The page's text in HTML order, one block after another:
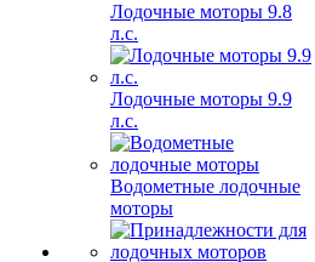
Лодочные моторы 9.8
л.с.
Лодочные моторы 9.9
л.с.
Водометные лодочные
моторы